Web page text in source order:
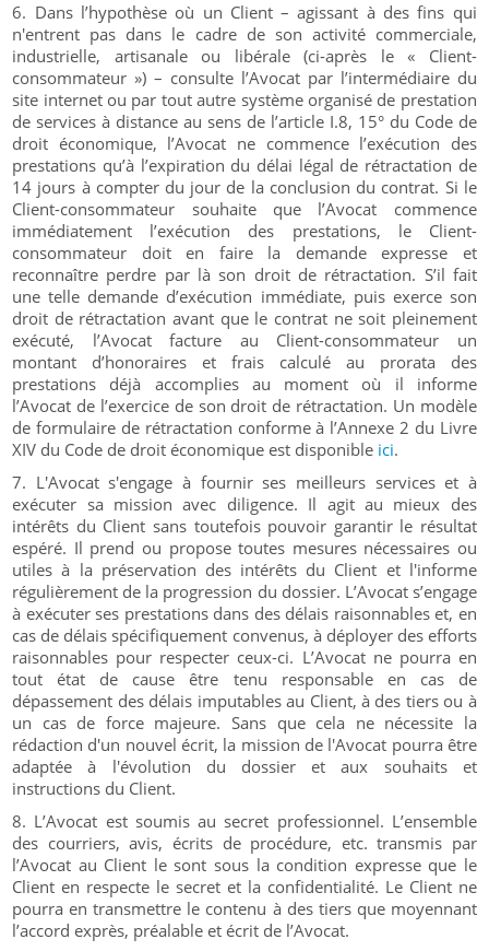
Dans l’hypothèse où un Client – agissant à des fins qui
n'entrent pas dans le cadre de son activité commerciale,
industrielle, artisanale ou libérale (ci-après le « Client-
consommateur ») – consulte l’Avocat par l’intermédiaire du
site internet ou par tout autre système organisé de prestation
de services à distance au sens de l’article I.8, 15° du Code de
droit économique, l’Avocat ne commence l’exécution des
prestations qu’à l’expiration du délai légal de rétractation de
14 jours à compter du jour de la conclusion du contrat. Si le
Client-consommateur souhaite que l’Avocat commence
immédiatement l’exécution des prestations, le Client-
consommateur doit en faire la demande expresse et
reconnaître perdre par là son droit de rétractation. S’il fait
une telle demande d’exécution immédiate, puis exerce son
droit de rétractation avant que le contrat ne soit pleinement
exécuté, l’Avocat facture au Client-consommateur un
montant d’honoraires et frais calculé au prorata des
prestations déjà accomplies au moment où il informe
l’Avocat de l’exercice de son droit de rétractation. Un modèle
de formulaire de rétractation conforme à l’Annexe 2 du Livre
XIV du Code de droit économique est disponible ici.
L'Avocat s'engage à fournir ses meilleurs services et à
exécuter sa mission avec diligence. Il agit au mieux des
intérêts du Client sans toutefois pouvoir garantir le résultat
espéré. Il prend ou propose toutes mesures nécessaires ou
utiles à la préservation des intérêts du Client et l'informe
régulièrement de la progression du dossier. L’Avocat s’engage
à exécuter ses prestations dans des délais raisonnables et, en
cas de délais spécifiquement convenus, à déployer des efforts
raisonnables pour respecter ceux-ci. L’Avocat ne pourra en
tout état de cause être tenu responsable en cas de
dépassement des délais imputables au Client, à des tiers ou à
un cas de force majeure. Sans que cela ne nécessite la
rédaction d'un nouvel écrit, la mission de l'Avocat pourra être
adaptée à l'évolution du dossier et aux souhaits et
instructions du Client.
L’Avocat est soumis au secret professionnel. L’ensemble
des courriers, avis, écrits de procédure, etc. transmis par
l’Avocat au Client le sont sous la condition expresse que le
Client en respecte le secret et la confidentialité. Le Client ne
pourra en transmettre le contenu à des tiers que moyennant
l’accord exprès, préalable et écrit de l’Avocat.